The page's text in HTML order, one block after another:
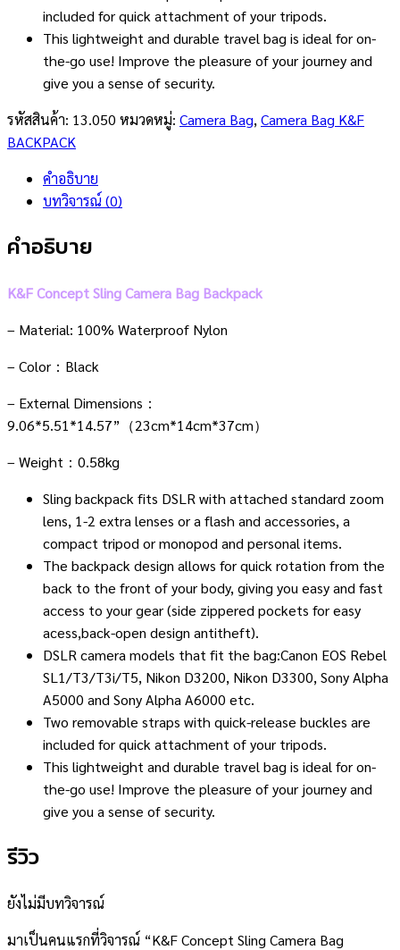
included for quick attachment of your tripods.
This lightweight and durable travel bag is ideal for on-
the-go use! Improve the pleasure of your journey and
give you a sense of security.
รหัสสินค้า: 13.050 หมวดหมู่: Camera Bag, Camera Bag K&F
BACKPACK
คำอธิบาย
บทวิจารณ์ (0)
คำอธิบาย
K&F Concept Sling Camera Bag Backpack
– Material: 100% Waterproof Nylon
– Color：Black
– External Dimensions：
9.06*5.51*14.57”（23cm*14cm*37cm）
– Weight：0.58kg
Sling backpack fits DSLR with attached standard zoom
lens, 1-2 extra lenses or a flash and accessories, a
compact tripod or monopod and personal items.
The backpack design allows for quick rotation from the
back to the front of your body, giving you easy and fast
access to your gear (side zippered pockets for easy
acess,back-open design antitheft).
DSLR camera models that fit the bag:Canon EOS Rebel
SL1/T3/T3i/T5, Nikon D3200, Nikon D3300, Sony Alpha
A5000 and Sony Alpha A6000 etc.
Two removable straps with quick-release buckles are
included for quick attachment of your tripods.
This lightweight and durable travel bag is ideal for on-
the-go use! Improve the pleasure of your journey and
give you a sense of security.
รีวิว
ยังไม่มีบทวิจารณ์
มาเป็นคนแรกที่วิจารณ์ “K&F Concept Sling Camera Bag